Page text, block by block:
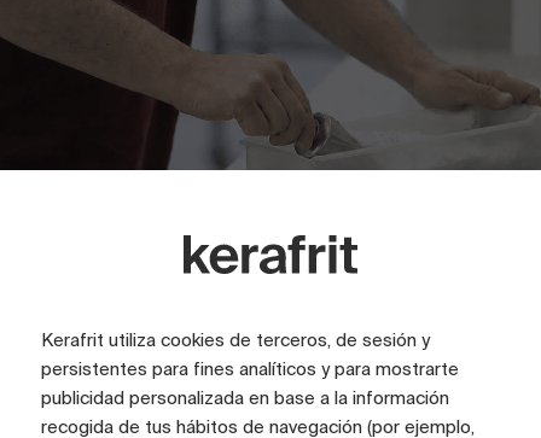
Kerafrit utiliza cookies de terceros, de sesión y
persistentes para fines analíticos y para mostrarte
publicidad personalizada en base a la información
recogida de tus hábitos de navegación (por ejemplo,